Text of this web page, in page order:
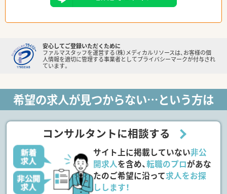
安心してご登録いただくために
ファルマスタッフを運営する（株）メディカルリソースは、お客様の個
人情報を適切に管理する事業者としてプライバシーマークが付与され
ています。
希望の求人が見つからない…という方は
コンサルタントに相談する
サイト上に掲載していない非公
開求人を含め、転職のプロがあな
たのご希望に沿って求人をお探
しします！